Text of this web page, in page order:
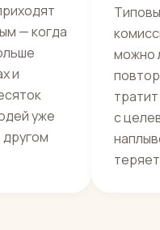
— когда
и
уже
другом
можно
с